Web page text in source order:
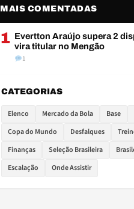
MAIS COMENTADAS
1 Evertton Araújo supera 2
vira titular no Mengão
1
CATEGORIAS
Elenco Mercado da Bola Base
Copa do Mundo
Desfalques
Finanças
Seleção Brasileira
Escalação
Onde Assistir